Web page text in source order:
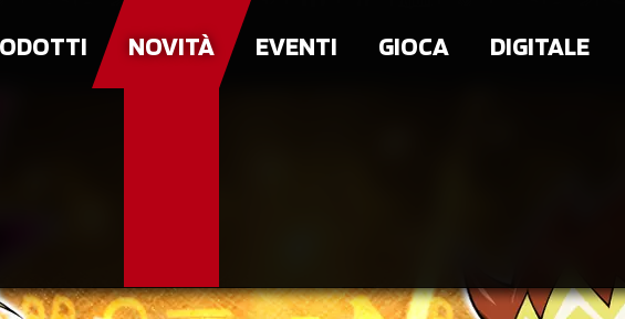
NOVITÀ EVENTI GIOCA DIGITALE